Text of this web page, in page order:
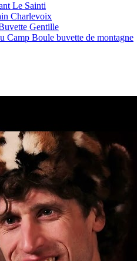
Le Sainti
Charlevoix
Gentille
Camp Boule buvette de montagne